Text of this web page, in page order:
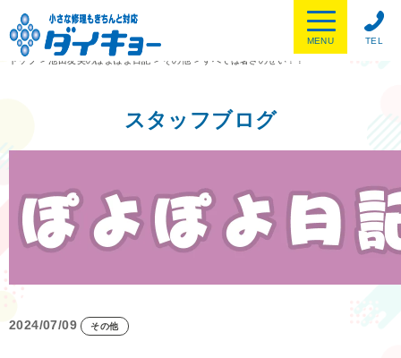
TEL
MENU
トップ
> 池田友美のぽよぽよ日記 > その他 > すべては暑さのせい！？
スタッフブログ
2024/07/09 その他